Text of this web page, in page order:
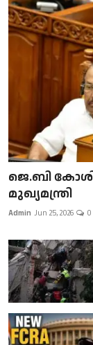
ജെ.ബി കോശി
മുഖ്യമന്ത്രി
Admin Jun 25, 2026 0